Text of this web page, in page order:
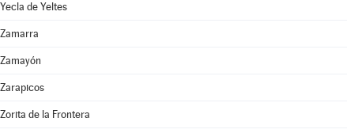
Yecla de Yeltes
Zamarra
Zamayón
Zarapicos
Zorita de la Frontera